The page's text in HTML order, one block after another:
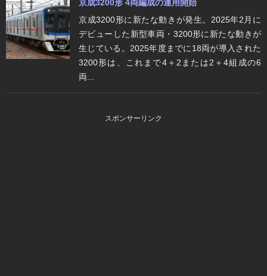
京成3200形 4両編成の運用開始
京成3200形に新たな動きが発生。2025年2月に
デビューした新型車両・3200形に新たな動きが
生じている。2025年度までに18両が導入された
3200形は、これまで4＋2または2＋4組成の6
両...
スポンサーリンク